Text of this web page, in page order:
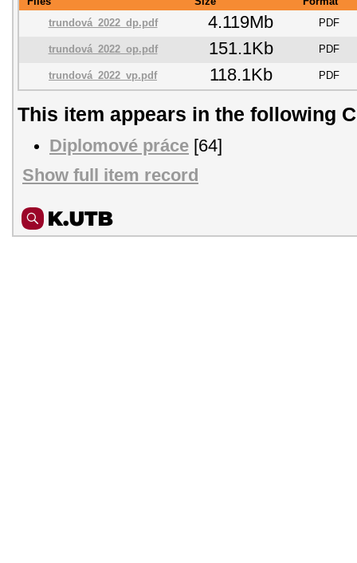
trundová_2022_dp.pdf
4.119Mb PDF
trundová_2022_op.pdf 151.1Kb PDF
trundová_2022_vp.pdf 118.1Kb PDF
This item appears in the following
Diplomové práce [64]
Show full item record